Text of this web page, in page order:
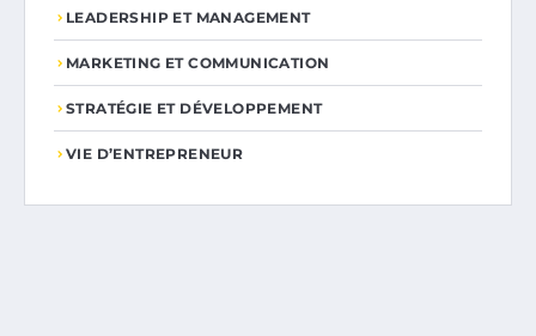
LEADERSHIP ET MANAGEMENT
MARKETING ET COMMUNICATION
STRATÉGIE ET DÉVELOPPEMENT
VIE D’ENTREPRENEUR